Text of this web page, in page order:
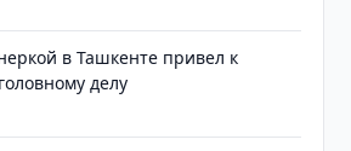
в Ташкенте привел к
делу